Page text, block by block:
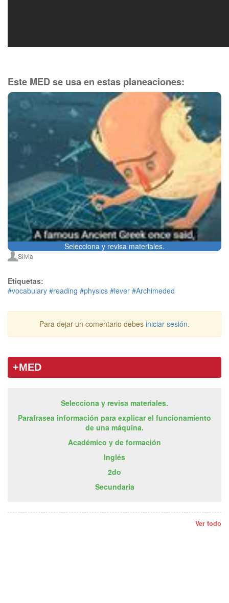
Este MED se usa en estas planeaciones:
Selecciona y revisa materiales.
Silvia
Etiquetas:
#vocabulary #reading #physics #lever #Archimeded
Para dejar un comentario debes iniciar sesión.
+MED
Selecciona y revisa materiales.
Parafrasea información para explicar el funcionamiento
de una máquina.
Académico y de formación
Inglés
2do
Secundaria
Ver todo